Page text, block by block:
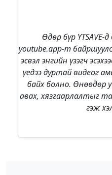
Өдөр бүр
youtube.app-т
эсвэл энгийн үзэгч
үедээ дуртай видеог
байх болно.
авах, хязгаарлалтыг
гэж